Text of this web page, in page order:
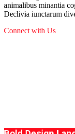
animalibus minantia
Declivia iunctarum
Connect with Us